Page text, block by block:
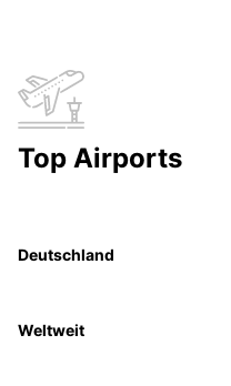
Top Airports
Deutschland
Weltweit